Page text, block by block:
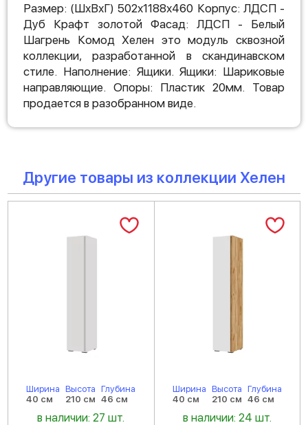
Размер: (ШхВхГ) 502х1188х460 Корпус: ЛДСП -
Дуб Крафт золотой Фасад: ЛДСП - Белый
Шагрень Комод Хелен это модуль сквозной
коллекции, разработанной в скандинавском
стиле. Наполнение: Ящики. Ящики: Шариковые
направляющие. Опоры: Пластик 20мм. Товар
продается в разобранном виде.
Другие товары из коллекции Хелен
Ширина
40 см
Высота
210 см
Глубина
46 см
в наличии: 27 шт.
Ширина
40 см
Высота
210 см
Глубина
46 см
в наличии: 24 шт.